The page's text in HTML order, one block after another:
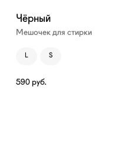
Чёрный
Мешочек для стирки
L S
590 руб.